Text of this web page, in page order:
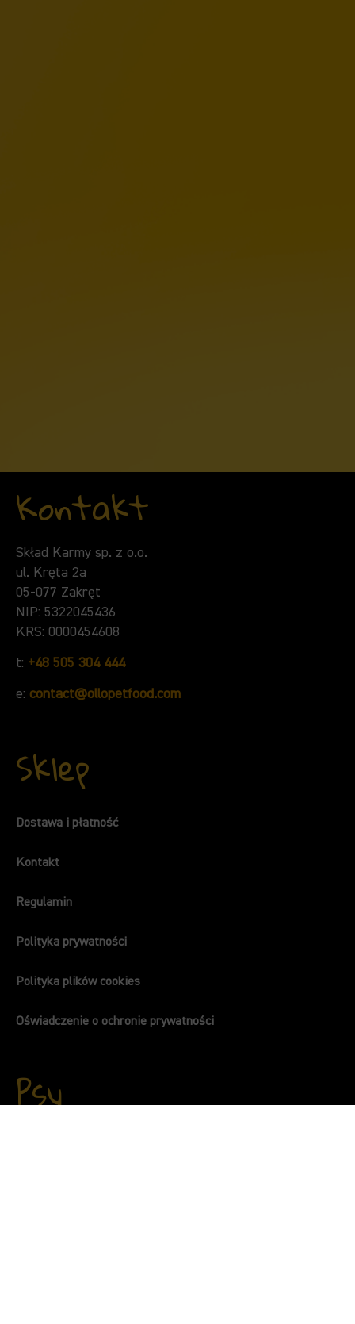
Kontakt
Skład Karmy sp. z o.o.
ul. Kręta 2a
05-077 Zakręt
NIP: 5322045436
KRS: 0000454608
t: +48 505 304 444
e: contact@ollopetfood.com
Sklep
Dostawa i płatność
Kontakt
Regulamin
Polityka prywatności
Polityka plików cookies
Oświadczenie o ochronie prywatności
Psy